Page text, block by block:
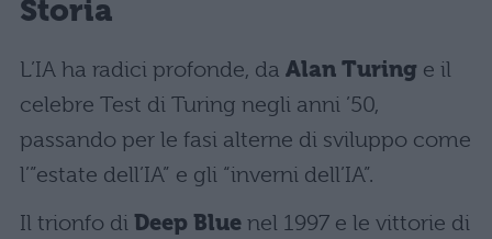
Storia
L’IA ha radici profonde, da Alan Turing e il
celebre Test di Turing negli anni ’50,
passando per le fasi alterne di sviluppo come
l’”estate dell’IA” e gli “inverni dell’IA”.
Il trionfo di Deep Blue nel 1997 e le vittorie di